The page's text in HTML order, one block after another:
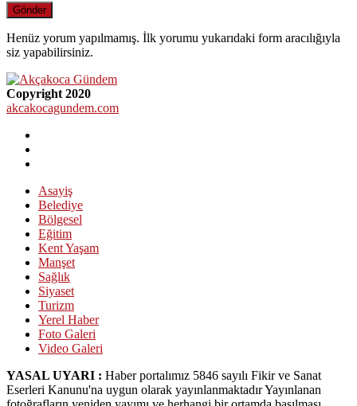
Henüz yorum yapılmamış. İlk yorumu yukarıdaki form aracılığıyla
siz yapabilirsiniz.
Copyright 2020
akcakocagundem.com
Asayiş
Belediye
Bölgesel
Eğitim
Kent Yaşam
Manşet
Sağlık
Siyaset
Turizm
Yerel Haber
Foto Galeri
Video Galeri
YASAL UYARI : Haber portalımız 5846 sayılı Fikir ve Sanat
Eserleri Kanunu'na uygun olarak yayınlanmaktadır Yayınlanan